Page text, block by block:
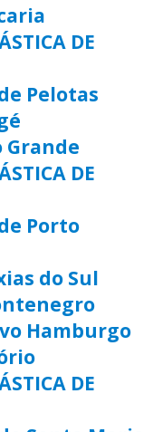
DE
Pelotas
Grande
DE
Porto
do Sul
Hamburgo
DE